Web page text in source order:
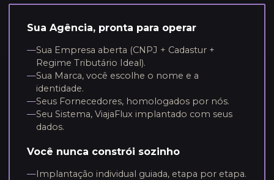
Sua Agência, pronta para operar
—Sua Empresa aberta (CNPJ + Cadastur +
Regime Tributário Ideal).
—Sua Marca, você escolhe o nome e a
identidade.
—Seus Fornecedores, homologados por nós.
—Seu Sistema, ViajaFlux implantado com seus
dados.
Você nunca constrói sozinho
—Implantação individual guiada, etapa por etapa.